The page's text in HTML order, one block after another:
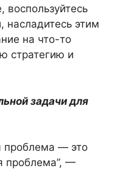
воспользуйтесь
этим
на что-то
стратегию и
задачи для
проблема — это
проблема”, —